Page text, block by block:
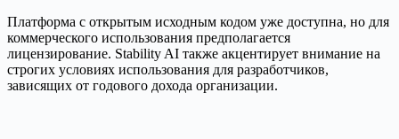
Платформа с открытым исходным кодом уже доступна, но для
коммерческого использования предполагается
лицензирование. Stability AI также акцентирует внимание на
строгих условиях использования для разработчиков,
зависящих от годового дохода организации.